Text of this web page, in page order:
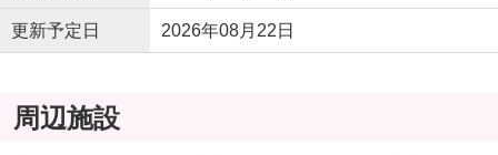
更新予定日 2026年08月22日
周辺施設